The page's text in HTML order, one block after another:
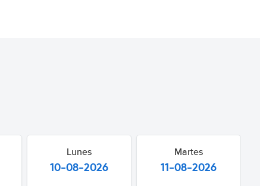
Lunes
10-08-2026
Martes
11-08-2026